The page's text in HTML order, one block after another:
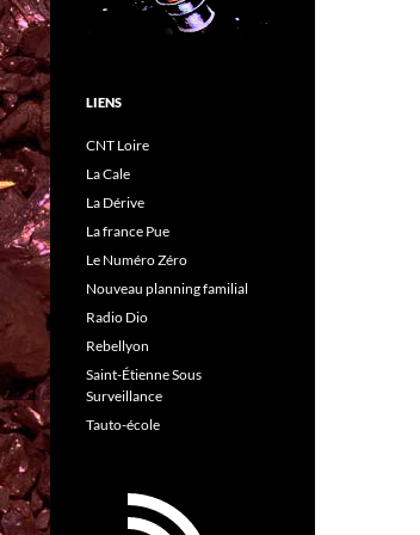
LIENS
CNT Loire
La Cale
La Dérive
La france Pue
Le Numéro Zéro
Nouveau planning familial
Radio Dio
Rebellyon
Saint-Étienne Sous
Surveillance
Tauto-école